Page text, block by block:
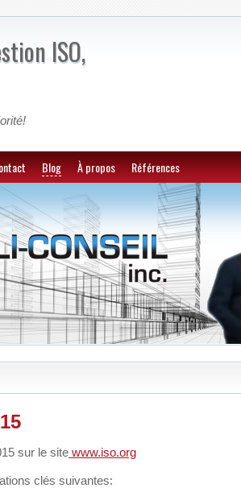
ISO,
Blog À propos Références
sur le site www.iso.org
clés suivantes: